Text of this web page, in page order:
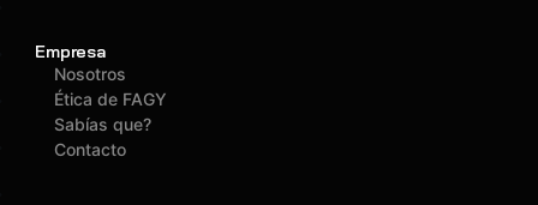
Empresa
Nosotros
Ética de FAGY
Sabías que?
Contacto